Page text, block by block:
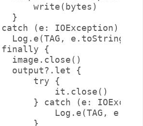
write(bytes)
}
(e: IOException) {
Log.e(TAG, e.toString())
{
image.close()
output?.let {
try {
it.close()
} catch (e:
Log.e(TAG,
}